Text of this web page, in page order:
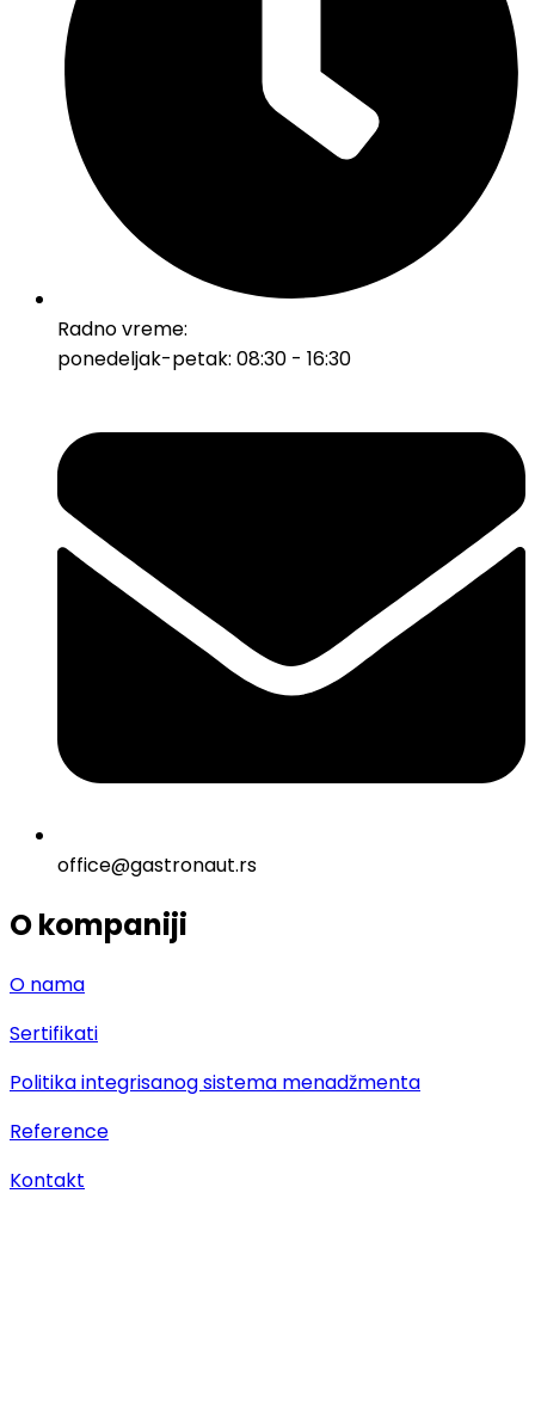
Radno vreme:
ponedeljak-petak: 08:30 - 16:30
office@gastronaut.rs
O kompaniji
O nama
Sertifikati
Politika integrisanog sistema menadžmenta
Reference
Kontakt